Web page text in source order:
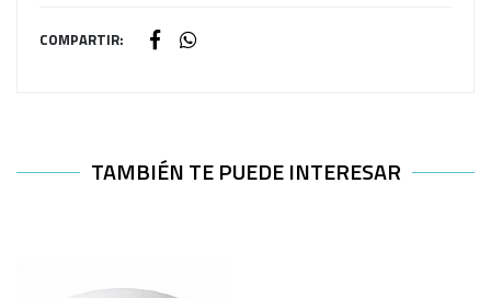
COMPARTIR:
TAMBIÉN TE PUEDE INTERESAR